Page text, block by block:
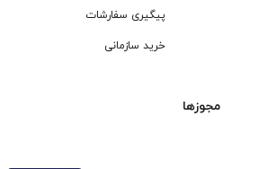
پیگیری سفارشات
خرید سازمانی
مجوزها